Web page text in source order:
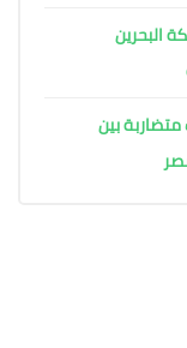
البحرين
بين